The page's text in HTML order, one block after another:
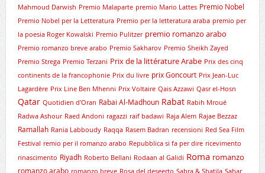
Mahmoud Darwish Premio Malaparte premio Mario Lattes Premio Nobel
Premio Nobel per la Letteratura Premio per la letteratura araba premio per
la poesia Roger Kowalski Premio Pulitzer premio romanzo arabo
Premio romanzo breve arabo Premio Sakharov Premio Sheikh Zayed
Premio Strega Premio Terzani Prix de la littérature Arabe Prix des cinq
continents de la francophonie Prix du livre prix Goncourt Prix Jean-Luc
Lagardère Prix Line Ben Mhenni Prix Voltaire Qais Azzawi Qasr el-Hosn
Qatar Quotidien d'Oran Rabai Al-Madhoun Rabat Rabih Mroué
Radwa Ashour Raed Andoni ragazzi raif badawi Raja Alem Rajae Bezzaz
Ramallah Rania Labboudy Raqqa Rasem Badran recensioni Red Sea Film
Festival remio per il romanzo arabo Repubblica si fa per dire ricevimento
rinascimento Riyadh Roberto Bellani Rodaan al Galidi Roma romanzo
romanzo arabo